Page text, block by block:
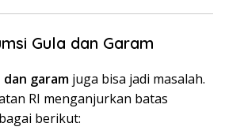
Gula dan Garam
dan garam juga bisa jadi masalah.
RI menganjurkan batas
berikut: